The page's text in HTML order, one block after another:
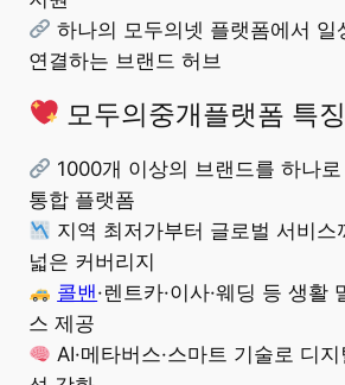
하나의 모두의넷 플랫폼에서 일
연결하는 브랜드 허브
모두의중개플랫폼 특징
1000개 이상의 브랜드를 하나
통합 플랫폼
지역 최저가부터 글로벌 서비스
넓은 커버리지
콜밴·렌트카·이사·웨딩 등 생활
스 제공
AI·메타버스·스마트 기술로 디